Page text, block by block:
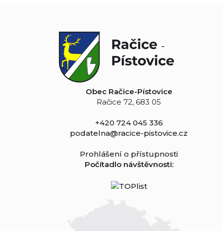
Obec Račice-Pístovice
Račice 72, 683 05
+420 724 045 336
podatelna@racice-pistovice.cz
Prohlášení o přístupnosti
Počítadlo návštěvnosti: